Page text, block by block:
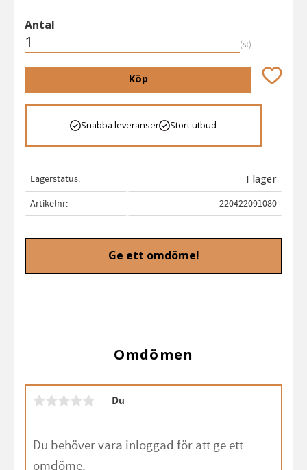
Antal
st
Köp Lägg till
Snabba leveranser Stort utbud
Lagerstatus
I lager
Artikelnr
220422091080
Ge ett omdöme!
Omdömen
Du